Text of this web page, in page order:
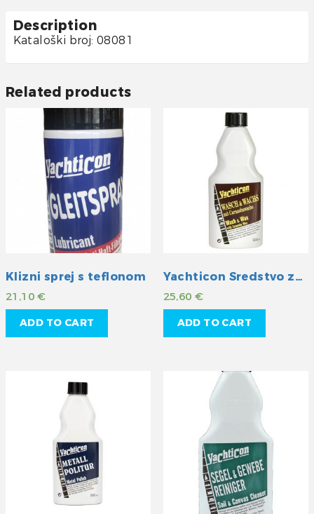
Description
Kataloški broj: 08081
Related products
Klizni sprej s teflonom
21,10€
ADD TO CART
Yachticon Sredstvo za čišćenje i pranje sa zaštitom
25,60€
ADD TO CART